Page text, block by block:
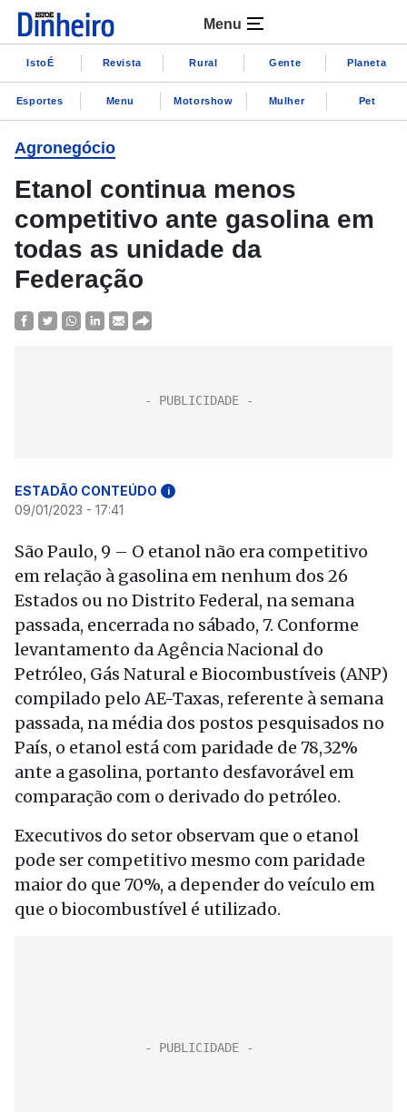
Menu
IstoÉ Revista Rural Gente Planeta
Esportes Menu Motorshow Mulher Pet
Agronegócio
Etanol continua menos
competitivo ante gasolina em
todas as unidade da
Federação
ESTADÃO CONTEÚDO i
09/01/2023 - 17:41
São Paulo, 9 – O etanol não era competitivo
em relação à gasolina em nenhum dos 26
Estados ou no Distrito Federal, na semana
passada, encerrada no sábado, 7. Conforme
levantamento da Agência Nacional do
Petróleo, Gás Natural e Biocombustíveis (ANP)
compilado pelo AE-Taxas, referente à semana
passada, na média dos postos pesquisados no
País, o etanol está com paridade de 78,32%
ante a gasolina, portanto desfavorável em
comparação com o derivado do petróleo.
Executivos do setor observam que o etanol
pode ser competitivo mesmo com paridade
maior do que 70%, a depender do veículo em
que o biocombustível é utilizado.